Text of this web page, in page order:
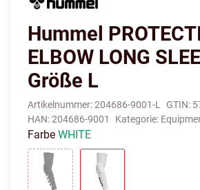
Hummel
ELBOW LONG
Größe L
Artikelnummer:204686-9001-L GTIN:
HAN:204686-9001 Kategorie:
Farbe WHITE